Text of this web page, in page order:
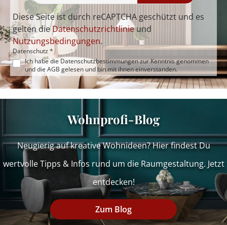
Diese Seite ist durch reCAPTCHA geschützt und es
gelten dieDatenschutzrichtlinieund
Nutzungsbedingungen.
Datenschutz *
Ich habe die Datenschutzbestimmungenzur Kenntnis genommen
und die AGB gelesen und bin mit ihnen einverstanden.
Wohnprofi-Blog
Neugierig auf kreative Wohnideen? Hier findest Du
wertvolle Tipps & Infos rund um die Raumgestaltung. Jetzt
entdecken!
Zum Blog